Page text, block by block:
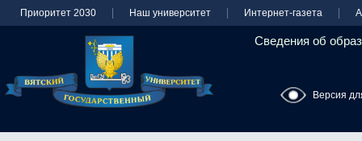
Приоритет 2030 Наш университет Интернет-газета
Сведения об
Версия